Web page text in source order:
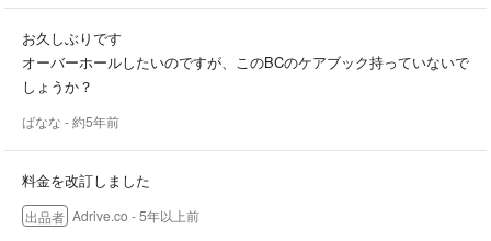
お久しぶりです
オーバーホールしたいのですが、このBCのケアブック持っていないで
しょうか？
ばなな - 約5年前
料金を改訂しました
出品者 Adrive.co - 5年以上前